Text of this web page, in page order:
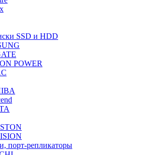
SSD и HDD
POWER
порт-репликаторы